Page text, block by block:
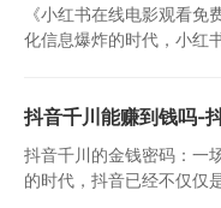
《小红书在线电影观看
化信息爆炸的时代，小红
抖音千川能赚到钱吗-
抖音千川的金钱密码：一
的时代，抖音已经不仅仅